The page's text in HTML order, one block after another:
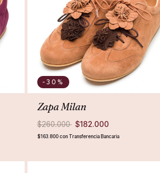
-30%
Zapa Milan
$260.000 $182.000
$163.800 con Transferencia Bancaria